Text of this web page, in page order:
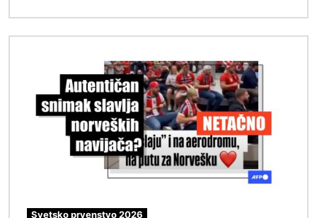
Svetsko prvenstvo 2026